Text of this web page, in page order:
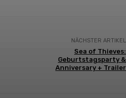
NÄCHSTER ARTIKEL
Sea of Thieves:
Geburtstagsparty &
Anniversary + Trailer